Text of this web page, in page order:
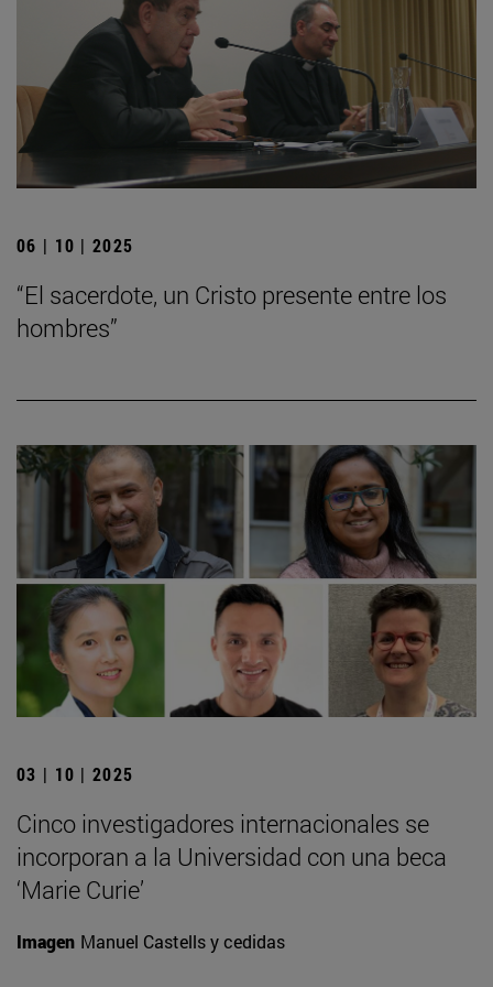
06 | 10 | 2025
“El sacerdote, un Cristo presente entre los
hombres”
03 | 10 | 2025
Cinco investigadores internacionales se
incorporan a la Universidad con una beca
‘Marie Curie’
Imagen Manuel Castells y cedidas